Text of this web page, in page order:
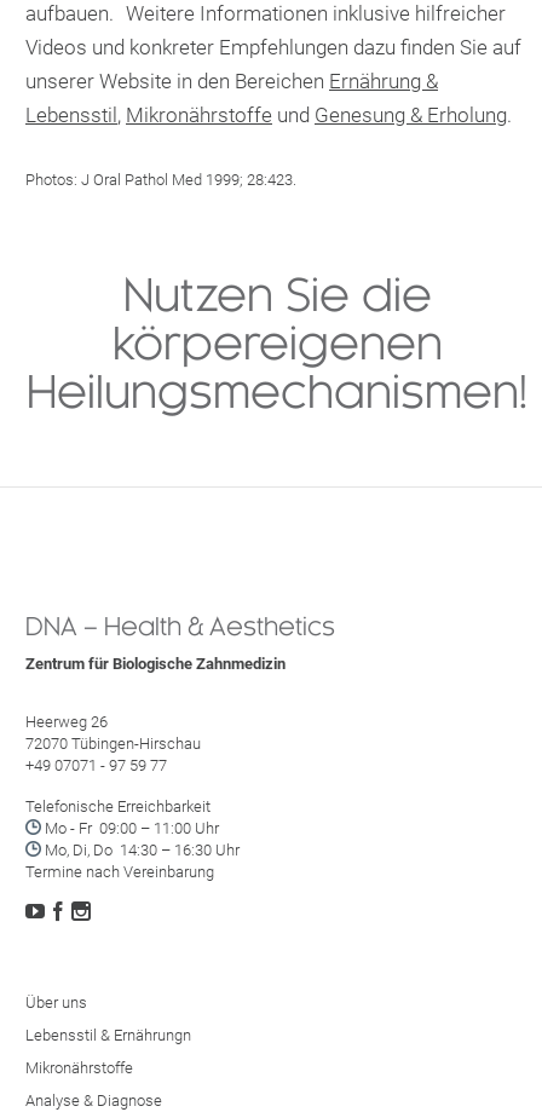
aufbauen. Weitere Informationen inklusive hilfreicher
Videos und konkreter Empfehlungen dazu finden Sie auf
unserer Website in den Bereichen Ernährung &
Lebensstil , Mikronährstoffe und Genesung & Erholung.
Photos: J Oral Pathol Med 1999; 28:423.
Nutzen Sie die
körpereigenen
Heilungsmechanismen!
DNA – Health & Aesthetics
Zentrum für Biologische Zahnmedizin
Heerweg 26
72070 Tübingen-Hirschau
+49 07071 - 97 59 77
Telefonische Erreichbarkeit
 Mo - Fr 09:00 – 11:00 Uhr
 Mo, Di, Do 14:30 – 16:30 Uhr
Termine nach Vereinbarung
  
Über uns
Lebensstil & Ernährungn
Mikronährstoffe
Analyse & Diagnose